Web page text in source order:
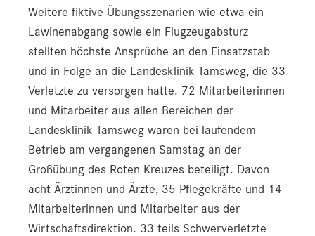
Weitere fiktive Übungsszenarien wie etwa ein
Lawinenabgang sowie ein Flugzeugabsturz
stellten höchste Ansprüche an den Einsatzstab
und in Folge an die Landesklinik Tamsweg, die 33
Verletzte zu versorgen hatte. 72 Mitarbeiterinnen
und Mitarbeiter aus allen Bereichen der
Landesklinik Tamsweg waren bei laufendem
Betrieb am vergangenen Samstag an der
Großübung des Roten Kreuzes beteiligt. Davon
acht Ärztinnen und Ärzte, 35 Pflegekräfte und 14
Mitarbeiterinnen und Mitarbeiter aus der
Wirtschaftsdirektion. 33 teils Schwerverletzte